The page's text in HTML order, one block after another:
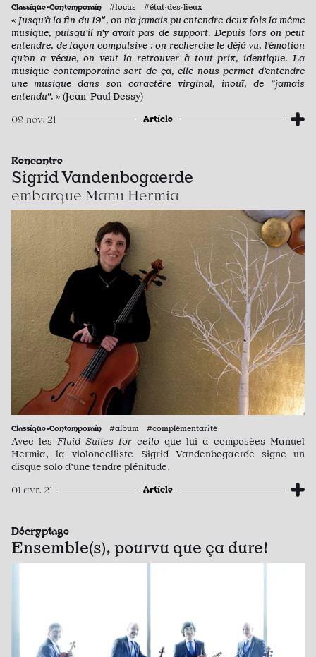
Classique•Contemporain #focus #état·des·lieux
« Jusqu’à la fin du 19e, on n’a jamais pu entendre deux fois la même
musique, puisqu’il n’y avait pas de support. Depuis lors on peut
entendre, de façon compulsive : on recherche le déjà vu, l’émotion
qu’on a vécue, on veut la retrouver à tout prix, identique. La
musique contemporaine sort de ça, elle nous permet d’entendre
une musique dans son caractère virginal, inouï, de "jamais
entendu". »(Jean-Paul Dessy)
09 nov. 21 Article
Rencontre
Sigrid Vandenbogaerde
embarque Manu Hermia
Classique•Contemporain #album #complémentarité
Avec les Fluid Suites for cello que lui a composées Manuel
Hermia, la violoncelliste Sigrid Vandenbogaerde signe un
disque solo d’une tendre plénitude.
01 avr. 21 Article
Décryptage
Ensemble(s), pourvu que ça dure!